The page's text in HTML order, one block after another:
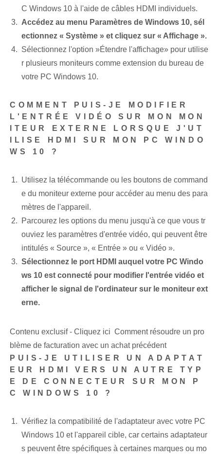
C Windows 10 à l'aide de câbles HDMI individuels.
Accédez au menu Paramètres de Windows 10, sél
ectionnez « Système » et cliquez sur « Affichage ».
Sélectionnez l'option ⁢»Étendre l'affichage» pour utilise
r plusieurs moniteurs comme extension du bureau de
votre PC Windows 10.
COMMENT PUIS-JE MODIFIER
L'ENTRÉE VIDÉO SUR MON MON
ITEUR EXTERNE LORSQUE J'UT
ILISE HDMI SUR MON PC WINDO
WS 10 ?
Utilisez la télécommande ou les boutons de command
e du moniteur externe pour accéder au menu des para
mètres de l'appareil.
Parcourez les options du menu jusqu'à ce que vous tr
ouviez les paramètres d'entrée vidéo, qui peuvent être
intitulés « Source », « Entrée » ou « Vidéo ».
Sélectionnez le port HDMI auquel votre PC Windo
ws 10 est connecté pour modifier l'entrée vidéo et
afficher le signal de l'ordinateur sur le moniteur ext
erne.
Contenu exclusif - Cliquez ici Comment résoudre un pro
blème de facturation avec un achat précédent
PUIS-JE UTILISER UN ADAPTAT
EUR HDMI VERS UN AUTRE TYP
E DE CONNECTEUR SUR MON P
C WINDOWS 10 ?
Vérifiez la compatibilité de l'adaptateur avec votre PC
Windows 10 et l'appareil cible, car certains adaptateur
s peuvent être spécifiques à certaines marques ou mo